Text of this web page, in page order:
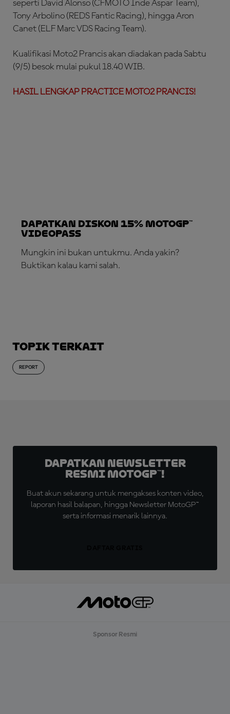
seperti David Alonso (CFMOTO Inde Aspar Team),
Tony Arbolino (REDS Fantic Racing), hingga Aron
Canet (ELF Marc VDS Racing Team).
Kualifikasi Moto2 Prancis akan diadakan pada Sabtu
(9/5) besok mulai pukul 18.40 WIB.
HASIL LENGKAP PRACTICE MOTO2 PRANCIS!
Dapatkan Diskon 15% MotoGP™
VideoPass
Mungkin ini bukan untukmu. Anda yakin?
Buktikan kalau kami salah.
Topik Terkait
REPORT
Dapatkan Newsletter
Resmi MotoGP™!
Buat akun sekarang untuk mengakses konten video,
laporan hasil balapan, hingga Newsletter MotoGP™
serta informasi menarik lainnya.
Sponsor Resmi